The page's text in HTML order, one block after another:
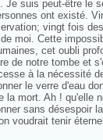
Je suis peut-être le
ont existé.
vingt fois
moi. Cette
cet oubli
de notre tombe et
à la nécessité
le verre d'eau
la mort. Ah ! qu'elle
sans désespoir
voudrait tenir